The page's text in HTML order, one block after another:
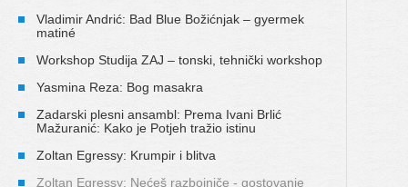
Vladimir Andrić: Bad Blue Božićnjak – gyermek
matiné
Workshop Studija ZAJ – tonski, tehnički workshop
Yasmina Reza: Bog masakra
Zadarski plesni ansambl: Prema Ivani Brlić
Mažuranić: Kako je Potjeh tražio istinu
Zoltan Egressy: Krumpir i blitva
Zoltan Egressy: Nećeš razbojniče - gostovanje